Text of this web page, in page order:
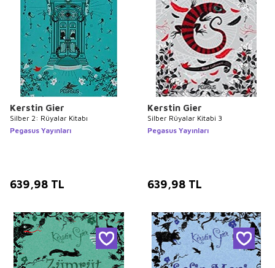
Kerstin Gier
Silber 2: Rüyalar Kitabı
Pegasus Yayınları
639,98 TL
Kerstin Gier
Silber Rüyalar Kitabi 3
Pegasus Yayınları
639,98 TL